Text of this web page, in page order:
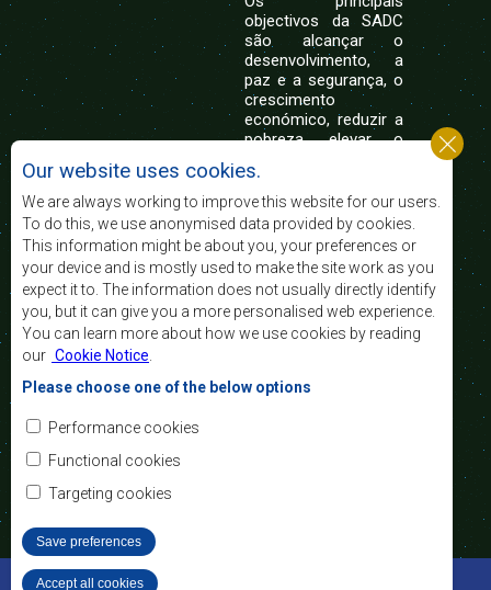
objectivos da SADC
são alcançar o
desenvolvimento, a
paz e a segurança, o
crescimento
económico, reduzir a
pobreza, elevar o
nível e a qualidade de vida das populações da
África Austral, e apoiar as camadas sociais
desfavorecidas mediante a integração regional,
assente nos princípios democráticos e no
desenvolvimento equitativo e sustentável.
Contact Us
SADC House
Plot No. 54385
Central Business District
Private Bag 0095
©2022 SADC. All Rights Reserved.
Our website uses cookies.
We are always working to improve this website for our users.
To do this, we use anonymised data provided by cookies.
This information might be about you, your preferences or
your device and is mostly used to make the site work as you
expect it to. The information does not usually directly identify
you, but it can give you a more personalised web experience.
You can learn more about how we use cookies by reading
our Cookie Notice
Please choose one of the below options
Performance cookies
Functional cookies
Targeting cookies
Save preferences
Accept all cookies
Withdraw consent